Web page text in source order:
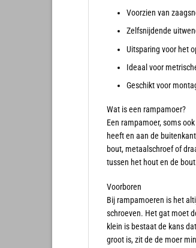
Voorzien van
Zelfsnijdende
Uitsparing voor het
Ideaal voor
Geschikt voor
Wat is een rampamoer?
Een rampamoer, soms
heeft en aan de
bout, metaalschroef of
tussen het hout en de
Voorboren
Bij rampamoeren is het
schroeven. Het gat moet
klein is bestaat de kans
groot is, zit de de moer